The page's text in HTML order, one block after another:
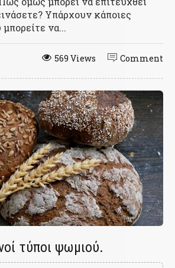
Υπάρχουν κάποιες
να...
Comment
569 Views
τύποι ψωμιού.